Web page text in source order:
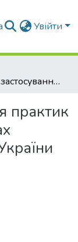
Увійти
Можливості застосування практик краудсорсингу у проектах регіонального розвитку України
практик